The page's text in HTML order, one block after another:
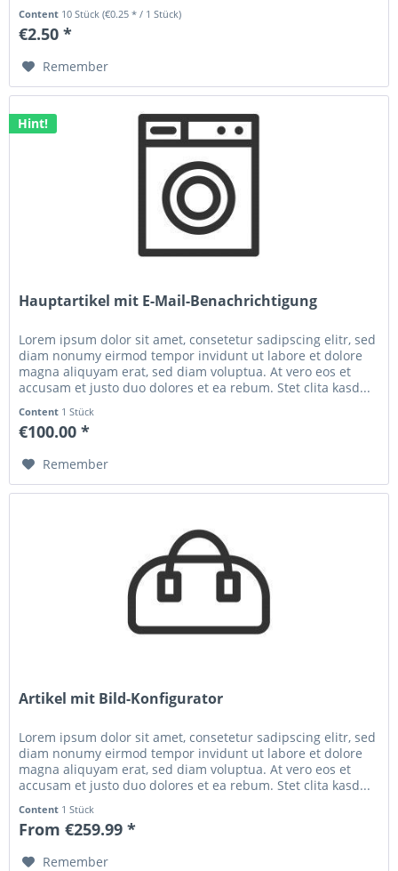
Content 10 Stück(€0.25 * / 1 Stück)
€2.50 *
Remember
Hint!
Hauptartikel mit E-Mail-Benachrichtigung
Lorem ipsum dolor sit amet, consetetur sadipscing elitr, sed
diam nonumy eirmod tempor invidunt ut labore et dolore
magna aliquyam erat, sed diam voluptua. At vero eos et
accusam et justo duo dolores et ea rebum. Stet clita kasd...
Content 1 Stück
€100.00 *
Remember
Artikel mit Bild-Konfigurator
Lorem ipsum dolor sit amet, consetetur sadipscing elitr, sed
diam nonumy eirmod tempor invidunt ut labore et dolore
magna aliquyam erat, sed diam voluptua. At vero eos et
accusam et justo duo dolores et ea rebum. Stet clita kasd...
Content 1 Stück
From €259.99 *
Remember